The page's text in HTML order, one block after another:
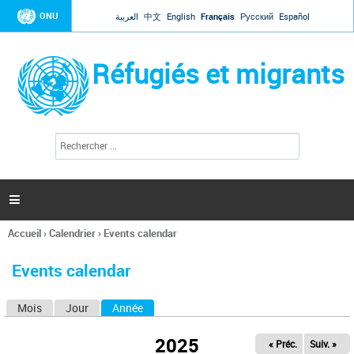
Jump to navigation
ONU العربية 中文 English Français Русский Español
Réfugiés et migrants
l
c
h
e

Vous
ici
Accueil›Calendrier› Events calendar
Events calendar
Mois Jour Année
2025 « Préc. Suiv. »